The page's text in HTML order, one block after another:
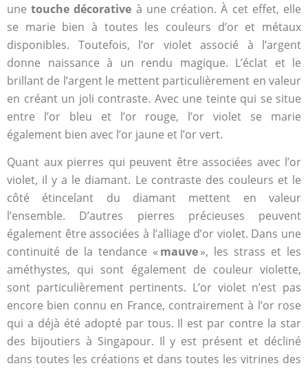
unetouche décorative à une création. À cet effet, elle
se marie bien à toutes les couleurs d’or et métaux
disponibles. Toutefois, l’or violet associé à l’argent
donne naissance à un rendu magique. L’éclat et le
brillant de l’argent le mettent particulièrement en valeur
en créant un joli contraste. Avec une teinte qui se situe
entre l’or bleu et l’or rouge, l’or violet se marie
également bien avec l’or jaune et l’or vert.
Quant aux pierres qui peuvent être associées avec l’or
violet, il y a le diamant. Le contraste des couleurs et le
côté étincelant du diamant mettent en valeur
l’ensemble. D’autres pierres précieuses peuvent
également être associées à l’alliage d’or violet. Dans une
continuité de la tendance « mauve», les strass et les
améthystes, qui sont également de couleur violette,
sont particulièrement pertinents. L’or violet n’est pas
encore bien connu en France, contrairement à l’or rose
qui a déjà été adopté par tous. Il est par contre la star
des bijoutiers à Singapour. Il y est présent et décliné
dans toutes les créations et dans toutes les vitrines des